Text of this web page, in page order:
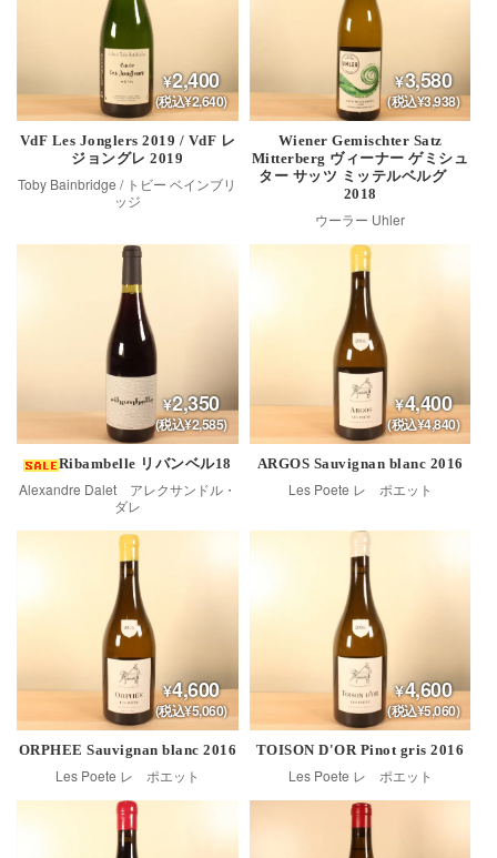
2,400
(税込¥2,640)
VdF Les Jonglers 2019 / VdF レ
ジョングレ 2019
Toby Bainbridge / トビー ベインブリ
ッジ
3,580
(税込¥3,938)
Wiener Gemischter Satz
Mitterberg ヴィーナー ゲミシュ
ター サッツ ミッテルベルグ
2018
ウーラー Uhler
2,350
(税込¥2,585)
Ribambelle リバンベル18
Alexandre Dalet アレクサンドル・
ダレ
4,400
(税込¥4,840)
ARGOS Sauvignan blanc 2016
Les Poete レ ポエット
4,600
(税込¥5,060)
ORPHEE Sauvignan blanc 2016
Les Poete レ ポエット
4,600
(税込¥5,060)
TOISON D'OR Pinot gris 2016
Les Poete レ ポエット